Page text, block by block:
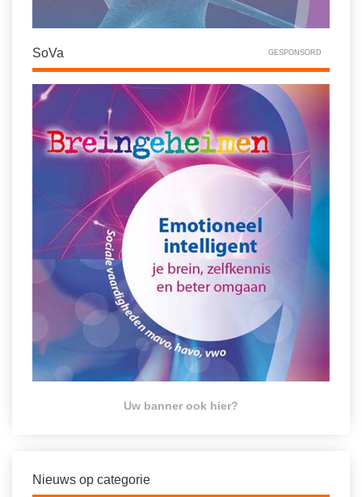
SoVa GESPONSORD
Uw banner ook hier?
Nieuws op categorie